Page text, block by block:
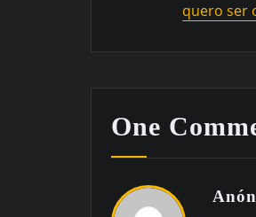
quero ser
One